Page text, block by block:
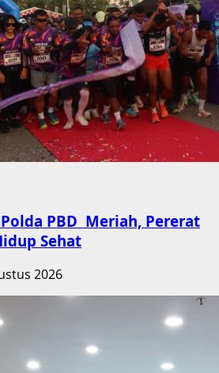
PBD Meriah, Pererat
Sehat
2026